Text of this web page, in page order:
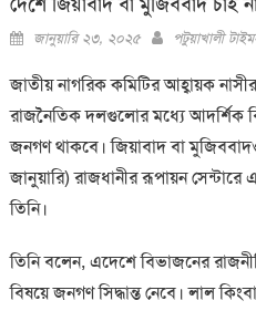
Posted
জানুয়ারি ২৩, ২০২৫ Author
পটুয়াখালী
জাতীয় নাগরিক কমিটির আহ্বায়ক
রাজনৈতিক দলগুলোর মধ্যে আদর্শিক
জনগণ থাকবে। জিয়াবাদ বা
জানুয়ারি) রাজধানীর রূপায়ন
তিনি।
তিনি বলেন, এদেশে বিভাজনের
বিষয়ে জনগণ সিদ্ধান্ত নেবে। লাল